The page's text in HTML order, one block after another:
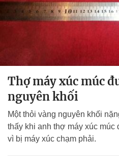
Thợ máy xúc múc
nguyên khối
Một thỏi vàng nguyên khối
thấy khi anh thợ máy xúc múc
vì bị máy xúc chạm phải.